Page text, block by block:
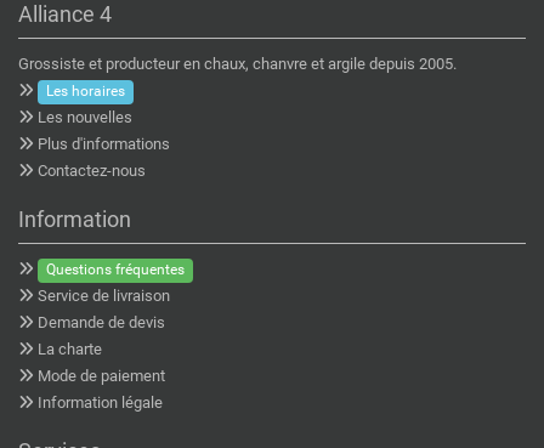
Alliance 4
Grossiste et producteur en chaux, chanvre et argile depuis 2005.
Les horaires
Les nouvelles
Plus d'informations
Contactez-nous
Information
Questions fréquentes
Service de livraison
Demande de devis
La charte
Mode de paiement
Information légale